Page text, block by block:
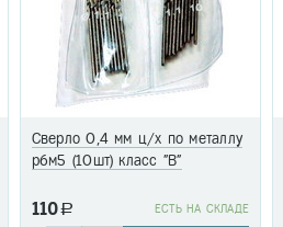
Сверло 0,4 мм ц/х по металлу
р6м5 (10шт) класс "В"
110a EСТЬ НА СКЛАДЕ